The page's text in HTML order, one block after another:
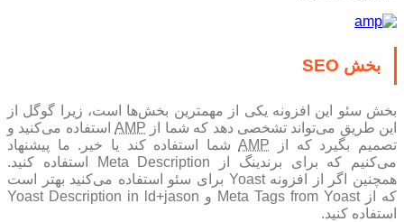
بخش SEO
بخش سئو این افزونه یکی از مهمترین بخش‌ها است، زیرا گوگل از
این طریق می‌تواند تشخصی دهد که شما از AMPاستفاده می‌کنید و
تصمیم بگیرد که از
AMPشما استفاده کند یا خیر. ما پیشنهاد
می‌کنیم که برای برندینگ از Meta Description استفاده کنید.
همچنین اگر از افزونه Yoast برای سئو استفاده می‌کنید بهتر است
که از Meta Tags from Yoast و Yoast Description in ld+jason
استفاده کنید.